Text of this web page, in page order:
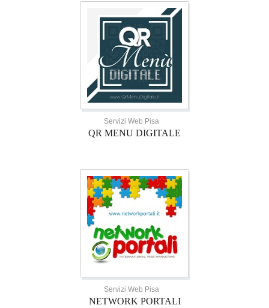
Servizi Web Pisa
QR MENU DIGITALE
Servizi Web Pisa
NETWORK PORTALI